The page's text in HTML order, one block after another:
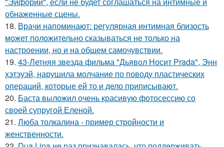
обнаженные сцены.
18. Врачи напоминают: регулярная интимная близость
может положительно сказываться не только на
настроении, но и на общем самочувствии.
19. 43-Летняя звезда фильма "Дьявол Носит Prada", Энн
хэтэуэй, нарушила молчание по поводу пластических
операций, которые ей то и дело приписывают.
20. Баста выложил очень красивую фотосессию со
своей супругой Еленой.
21. Люба толкалина - пример стройности и
женственности.